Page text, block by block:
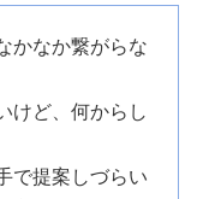
かなか繋がらな
けど、何からし
で提案しづらい